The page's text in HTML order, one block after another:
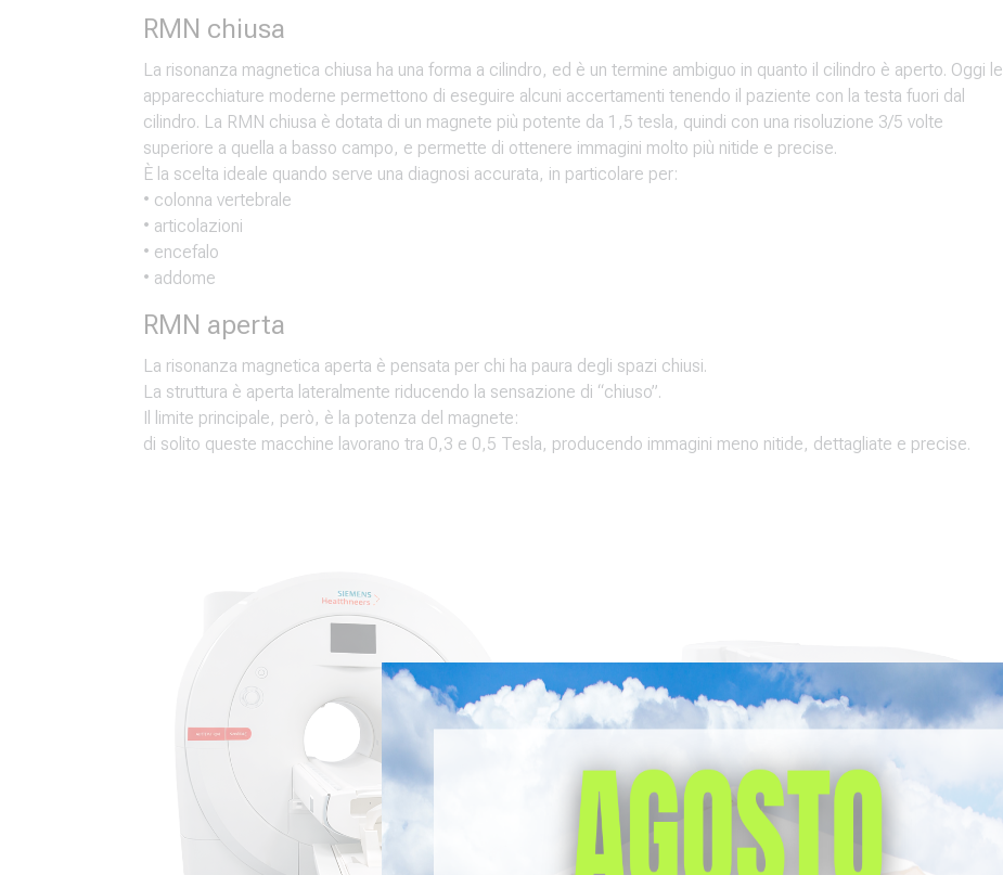
RMN chiusa
La risonanza magnetica chiusa ha una forma a cilindro, ed è un termine ambiguo in quanto il cilindro è aperto. Oggi le
apparecchiature moderne permettono di eseguire alcuni accertamenti tenendo il paziente con la testa fuori dal
cilindro. La RMN chiusa è dotata di un magnete più potente da 1,5 tesla, quindi con una risoluzione 3/5 volte
superiore a quella a basso campo, e permette di ottenere immagini molto più nitide e precise.
È la scelta ideale quando serve una diagnosi accurata, in particolare per:
• colonna vertebrale
• articolazioni
• encefalo
• addome
RMN aperta
La risonanza magnetica aperta è pensata per chi ha paura degli spazi chiusi.
La struttura è aperta lateralmente riducendo la sensazione di “chiuso”.
Il limite principale, però, è la potenza del magnete:
di solito queste macchine lavorano tra 0,3 e 0,5 Tesla, producendo immagini meno nitide, dettagliate e precise.